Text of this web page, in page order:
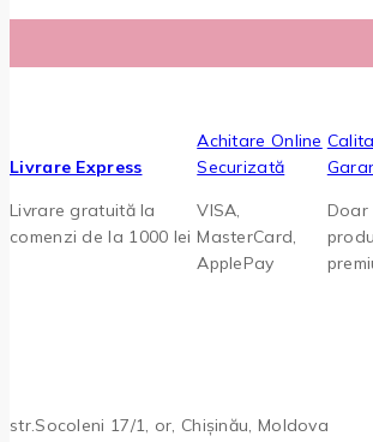
Livrare Express
Livrare gratuită la
comenzi de la 1000 lei
Achitare Online
Securizată
VISA,
MasterCard,
ApplePay
Doar
str.Socoleni 17/1, or, Chișinău, Moldova